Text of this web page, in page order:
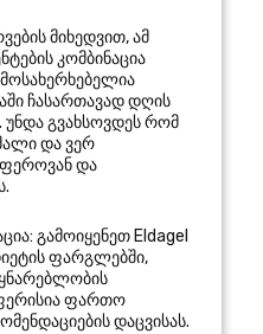
მიხედვით, ამ
კომბინაცია
ჩასართავად დღის
გვახსოვდეს რომ
და ვერ
და
გამოიყენეთ Eldagel
ფარგლებში,
ფართო
დაცვისას.